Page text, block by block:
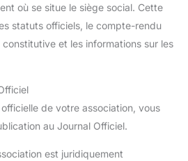
où se situe le siège social. Cette
statuts officiels, le compte-rendu
constitutive et les informations sur les
de votre association, vous
au Journal Officiel.
est juridiquement